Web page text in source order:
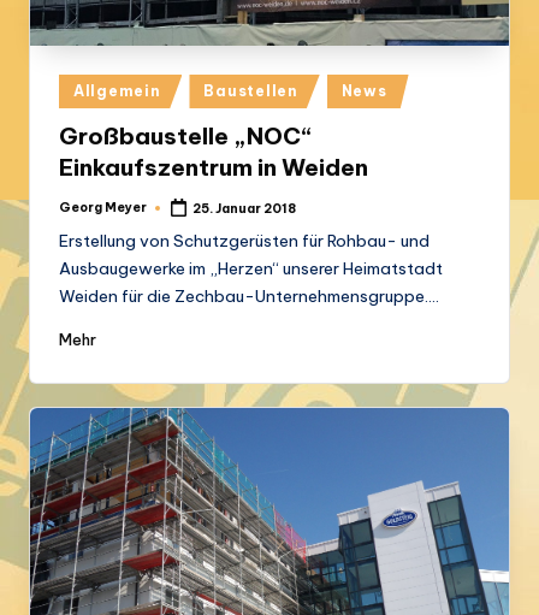
Posted
in
Allgemein Baustellen News
Großbaustelle „NOC“
Einkaufszentrum in Weiden
Posted
Georg Meyer 25. Januar 2018
Erstellung von Schutzgerüsten für Rohbau- und
Ausbaugewerke im „Herzen“ unserer Heimatstadt
Weiden für die Zechbau-Unternehmensgruppe.…
Mehr